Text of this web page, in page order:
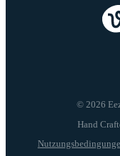
© 2026